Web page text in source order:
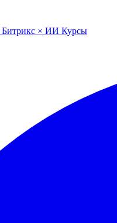
Битрикс × ИИ Курсы